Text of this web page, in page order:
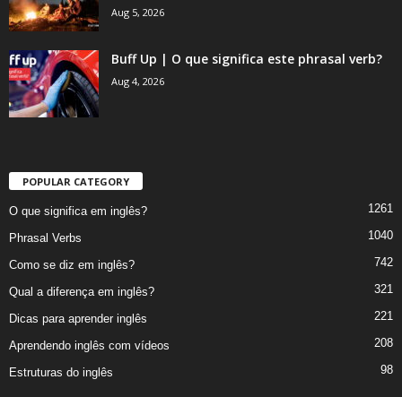
Aug 5, 2026
Buff Up | O que significa este phrasal verb?
Aug 4, 2026
POPULAR CATEGORY
O que significa em inglês? 1261
Phrasal Verbs 1040
Como se diz em inglês? 742
Qual a diferença em inglês? 321
Dicas para aprender inglês 221
Aprendendo inglês com vídeos 208
Estruturas do inglês 98